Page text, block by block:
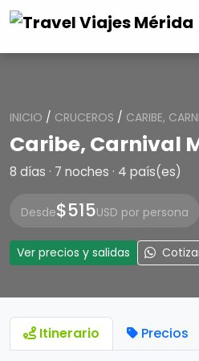
INICIO / CRUCEROS / CARIBE,
Caribe, Carnival
8 días · 7 noches · 4 país(es)
Desde$515USD por persona
Ver precios y salidas
Itinerario Precios